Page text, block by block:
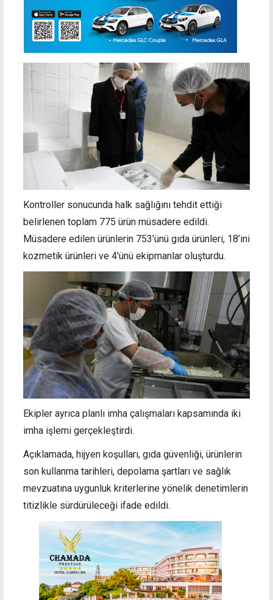
Kontroller sonucunda halk sağlığını tehdit ettiği
belirlenen toplam 775 ürün müsadere edildi.
Müsadere edilen ürünlerin 753’ünü gıda ürünleri, 18’ini
kozmetik ürünleri ve 4'ünü ekipmanlar oluşturdu.
Ekipler ayrıca planlı imha çalışmaları kapsamında iki
imha işlemi gerçekleştirdi.
Açıklamada, hijyen koşulları, gıda güvenliği, ürünlerin
son kullanma tarihleri, depolama şartları ve sağlık
mevzuatına uygunluk kriterlerine yönelik denetimlerin
titizlikle sürdürüleceği ifade edildi.